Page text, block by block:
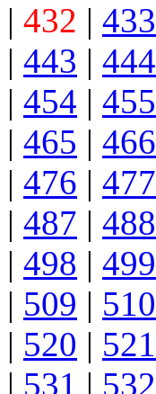
| 432 | 433
| 443 | 444
| 454 | 455
| 465 | 466
| 476 | 477
| 487 | 488
| 498 | 499
| 509 | 510
| 520 | 521
| 531 | 532